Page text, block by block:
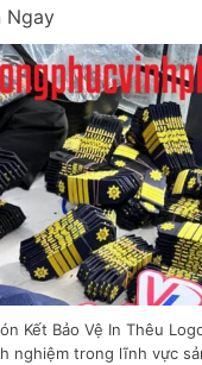
Ngay
Kết Bảo Vệ In Thêu
nghiệm trong lĩnh vực